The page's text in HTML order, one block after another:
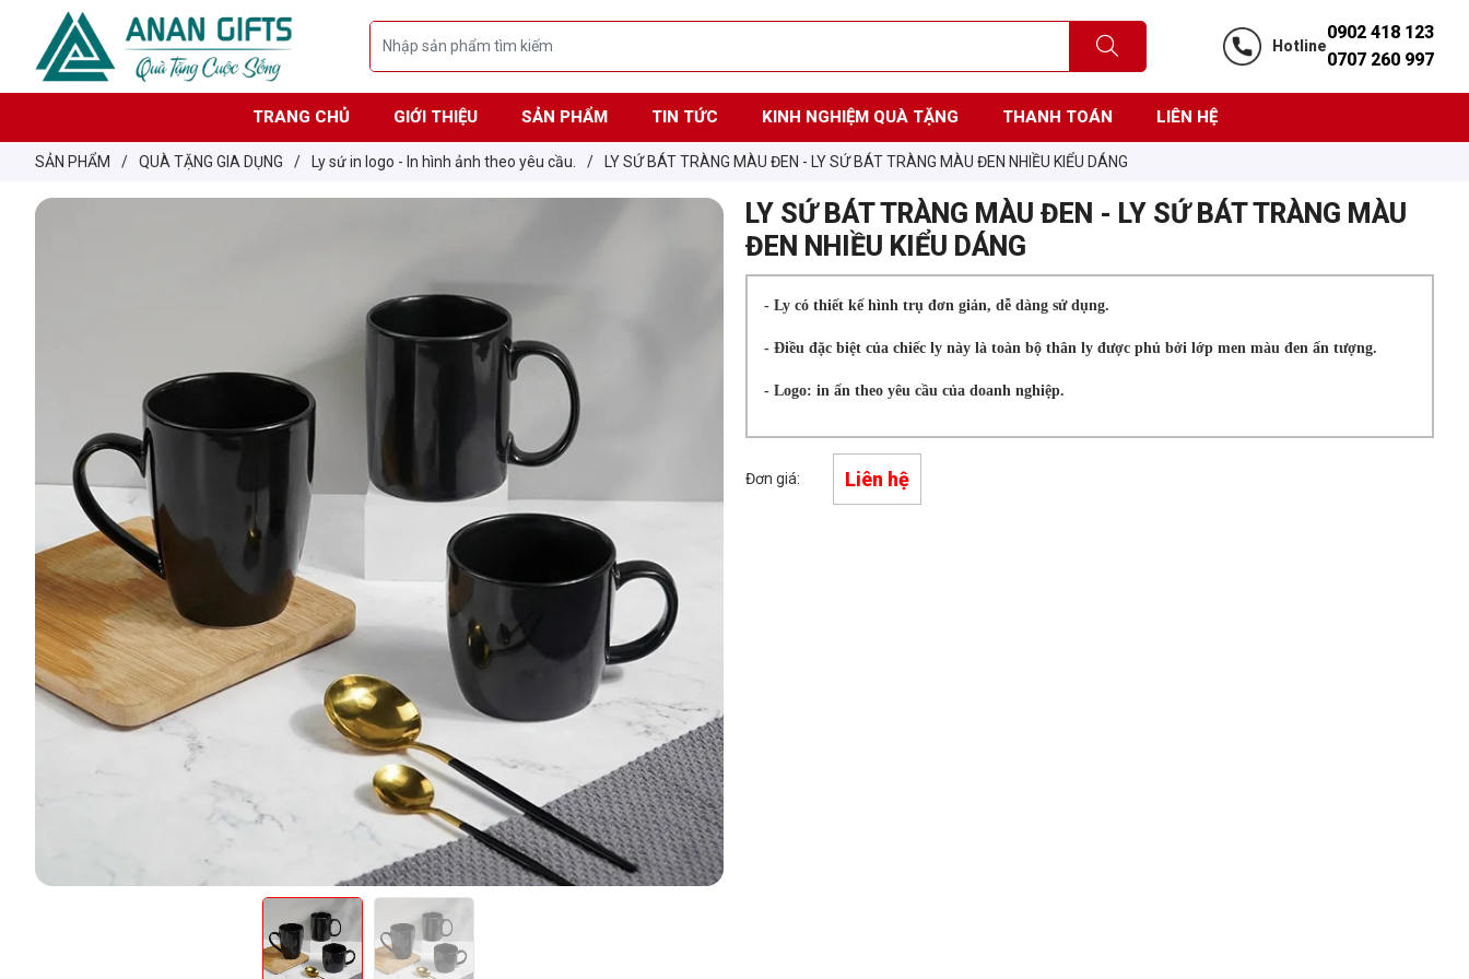
Hotline
0902 418 123
0707 260 997
TRANG CHỦ GIỚI THIỆU SẢN PHẨM TIN TỨC KINH NGHIỆM QUÀ TẶNG THANH TOÁN LIÊN HỆ
SẢN PHẨM / QUÀ TẶNG GIA DỤNG / Ly sứ in logo - In hình ảnh theo yêu cầu. / LY SỨ BÁT TRÀNG MÀU ĐEN - LY SỨ BÁT TRÀNG MÀU ĐEN NHIỀU KIỂU DÁNG
LY SỨ BÁT TRÀNG MÀU ĐEN - LY SỨ BÁT TRÀNG MÀU
ĐEN NHIỀU KIỂU DÁNG
- Ly có thiết kế hình trụ đơn giản, dễ dàng sử dụng.
- Điều đặc biệt của chiếc ly này là toàn bộ thân ly được phủ bởi lớp men màu đen ấn tượng.
- Logo: in ấn theo yêu cầu của doanh nghiệp.
Đơn giá: Liên hệ